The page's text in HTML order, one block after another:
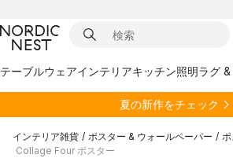
テーブルウェアインテリアキッチン照明ラグ
夏の新作をチェック
インテリア雑貨 / ポスター & ウォールペーパー /
Collage Four ポスター